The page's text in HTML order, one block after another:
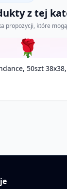
z tej
propozycji, które
🌹
50szt